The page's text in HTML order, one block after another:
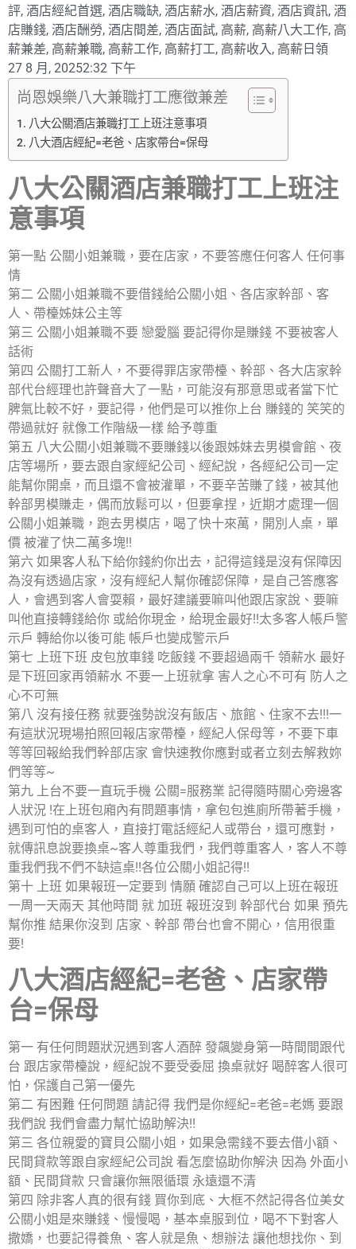
評, 酒店經紀首選, 酒店職缺, 酒店薪水, 酒店薪資, 酒店資訊, 酒
店賺錢, 酒店酬勞, 酒店間差, 酒店面試, 高薪, 高薪八大工作, 高
薪兼差, 高薪兼職, 高薪工作, 高薪打工, 高薪收入, 高薪日領
27 8 月, 20252:32 下午
尚恩娛樂八大兼職打工應徵兼差
八大公關酒店兼職打工上班注意事項
八大酒店經紀=老爸、店家帶台=保母
八大公關酒店兼職打工上班注
意事項
第一點 公關小姐兼職，要在店家，不要答應任何客人 任何事
情
第二 公關小姐兼職不要借錢給公關小姐、各店家幹部、客
人、帶檯姊妹公主等
第三 公關小姐兼職不要 戀愛腦 要記得你是賺錢 不要被客人
話術
第四 公關打工新人，不要得罪店家帶檯、幹部、各大店家幹
部代台經理也許聲音大了一點，可能沒有那意思或者當下忙
脾氣比較不好，要記得，他們是可以推你上台 賺錢的 笑笑的
帶過就好 就像工作階級一樣 給予尊重
第五 八大公關小姐兼職不要賺錢以後跟姊妹去男模會館、夜
店等場所，要去跟自家經紀公司、經紀說，各經紀公司一定
能幫你開桌，而且還不會被灌單，不要辛苦賺了錢，被其他
幹部男模賺走，偶而放鬆可以，但要拿捏，近期才處理一個
公關小姐兼職，跑去男模店，喝了快十來萬，開別人桌，單
價 被灌了快二萬多塊!!
第六 如果客人私下給你錢約你出去，記得這錢是沒有保障因
為沒有透過店家，沒有經紀人幫你確認保障，是自己答應客
人，會遇到客人會耍賴，最好建議要嘛叫他跟店家說、要嘛
叫他直接轉錢給你 或給你現金，給現金最好!!太多客人帳戶警
示戶 轉給你以後可能 帳戶也變成警示戶
第七 上班下班 皮包放車錢 吃飯錢 不要超過兩千 領薪水 最好
是下班回家再領薪水 不要一上班就拿 害人之心不可有 防人之
心不可無
第八 沒有接任務 就要強勢說沒有飯店、旅館、住家不去!!!一
有這狀況現場拍照回報店家帶檯，經紀人保母等，不要下車
等等回報給我們幹部店家 會快速教你應對或者立刻去解救妳
們等等~
第九 上台不要一直玩手機 公關=服務業 記得隨時關心旁邊客
人狀況 !在上班包廂內有問題事情，拿包包進廁所帶著手機，
遇到可怕的桌客人，直接打電話經紀人或帶台，還可應對，
就傳訊息說要換桌~客人尊重我們，我們尊重客人，客人不尊
重我們我不們不缺這桌!!各位公關小姐記得!!
第十 上班 如果報班一定要到 情願 確認自己可以上班在報班
一周一天兩天 其他時間 就 加班 報班沒到 幹部代台 如果 預先
幫你推 結果你沒到 店家、幹部 帶台也會不開心，信用很重
要!
八大酒店經紀=老爸、店家帶
台=保母
第一 有任何問題狀況遇到客人酒醉 發飆變身第一時間間跟代
台 跟店家帶檯說，經紀說不要受委屈 換桌就好 喝醉客人很可
怕，保護自己第一優先
第二 有困難 任何問題 請記得 我們是你經紀=老爸=老媽 要跟
我們說 我們會盡力幫忙協助解決!!
第三 各位親愛的寶貝公關小姐，如果急需錢不要去借小額、
民間貸款等跟自家經紀公司說 看怎麼協助你解決 因為 外面小
額、民間貸款 只會讓你無限循環 永遠還不清
第四 除非客人真的很有錢 買你到底、大框不然記得各位美女
公關小姐是來賺錢、慢慢喝，基本桌服到位，喝不下對客人
撒嬌，也要記得養魚、客人就是魚、想辦法 讓他想找你、到